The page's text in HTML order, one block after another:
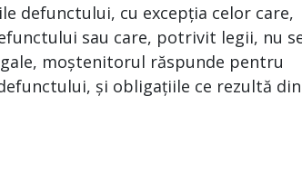
defunctului, cu excepția celor care,
sau care, potrivit legii, nu
moștenitorul răspunde pentru
și obligațiile ce rezultă din